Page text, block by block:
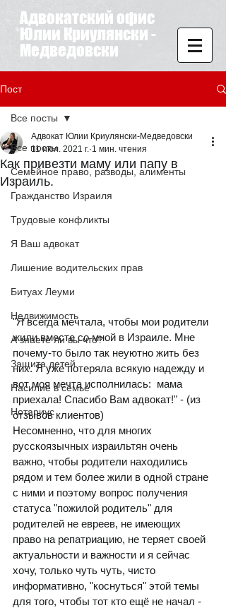
Адвокатский офис
Юлии Криулянски -
Медведовски
Пост
Все посты
Семейное право, разводы, алименты
Гражданство Израиля
Трудовые конфликты
Я Ваш адвокат
Лишение водительских прав
Битуах Леуми
Недвижимость
А знаете ли вы что?
Защита детей
Насилие в семье
Нотариус
Все посты
Как привезти маму или папу в
Израиль.
Адвокат Юлии Криулянски-Медведовски
11 июл. 2021 г. 1 мин. чтения
"Я всегда мечтала, чтобы мои родители
жили вместе со мной в Израиле. Мне
почему-то было так неуютно жить без
них. Я уже потеряла всякую надежду и
вот моя мечта исполнилась:  мама
приехала! Спасибо Вам адвокат!" - (из
отзывов клиентов)
Несомненно, что для многих
русскоязычных израильтян очень
важно, чтобы родители находились
рядом и тем более жили в одной стране
с ними и поэтому вопрос получения
статуса "пожилой родитель" для
родителей не евреев, не имеющих
право на репатриацию, не теряет своей
актуальности и важности и я сейчас
хочу, только чуть чуть, чисто
информативно, "коснуться" этой темы
для того, чтобы тот кто ещё не начал -